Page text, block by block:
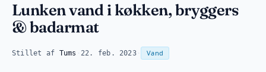
Lunken vand i køkken, bryggers
& badarmat
Stillet af Tums 22. feb. 2023· Vand